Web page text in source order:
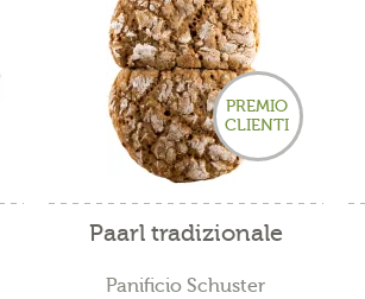
PREMIO
CLIENTI
Paarl tradizionale
Panificio Schuster